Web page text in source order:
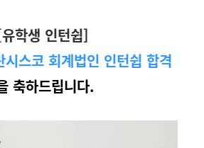
학생 인턴쉽]
시스코 회계법인 인턴쉽 합격
축하드립니다.